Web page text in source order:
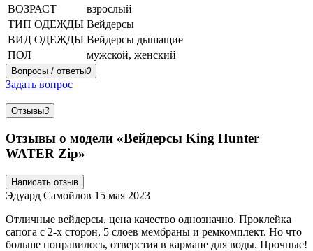
ВОЗРАСТ
взрослый
ТИП ОДЕЖДЫ Вейдерсы
ВИД ОДЕЖДЫ Вейдерсы дышащие
ПОЛ
мужской, женский
Вопросы / ответы0
Задать вопрос
Отзывы3
Отзывы о модели «Вейдерсы King Hunter
WATER Zip»
Написать отзыв
Эдуард Самойлов 15 мая 2023
Отличные вейдерсы, цена качество однозначно. Проклейка
сапога с 2-х сторон, 5 слоев мембраны и ремкомплект. Но что
больше понравилось, отверстия в кармане для воды. Прочные!